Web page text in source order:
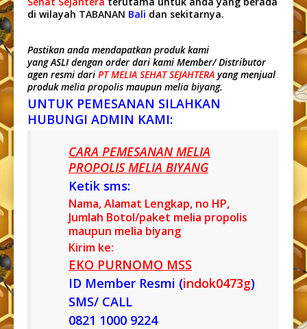
di wilayah TABANAN Bali dan sekitarnya.
Pastikan anda mendapatkan produk kami
yang ASLI dengan order dari kami Member/ Distributor
agen resmi dari PT MELIA SEHAT SEJAHTERA yang menjual
produkmelia propolis maupun melia biyang.
UNTUK PEMESANAN SILAHKAN
HUBUNGI ADMIN KAMI:
CARA PEMESANAN MELIA
PROPOLIS MELIA BIYANG
Ketik sms:
Nama, Alamat Lengkap, no HP,
Jumlah Botol/paket melia propolis
maupun melia biyang
Kirim ke:
EKO PURNOMO MSS
ID Member Resmi (indok0473g)
SMS/ CALL
0821 1000 9224